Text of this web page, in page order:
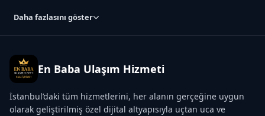
Daha fazlasını göster
En Baba Ulaşım Hizmeti
İstanbul’daki tüm hizmetlerini, her alanın gerçeğine uygun
olarak geliştirilmiş özel dijital altyapısıyla uçtan uca ve